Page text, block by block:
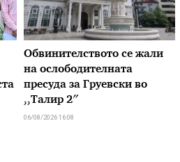
Обвинителството се жали
на ослободителната
пресуда за Груевски во
,,Талир 2″
06/08/2026 16:08